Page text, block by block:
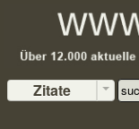
Zitate